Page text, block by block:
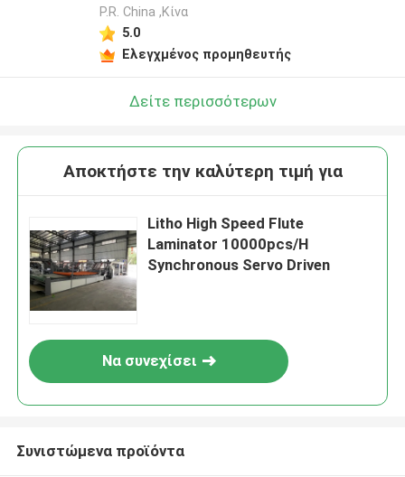
P.R. China ,Κίνα
5.0
Ελεγχμένος προμηθευτής
Δείτε περισσότερων
Αποκτήστε την καλύτερη τιμή για
Litho High Speed ​​Flute
Laminator 10000pcs/H
Synchronous Servo Driven
Να συνεχίσει
Συνιστώμενα προϊόντα